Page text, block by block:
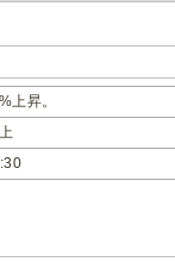
上昇。